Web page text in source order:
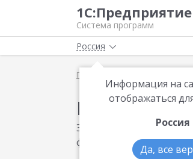
Система программ
Россия
Информация на
отображаться
Россия
Да, все
Главная
Материалы
Эта страница
фирма «1С».